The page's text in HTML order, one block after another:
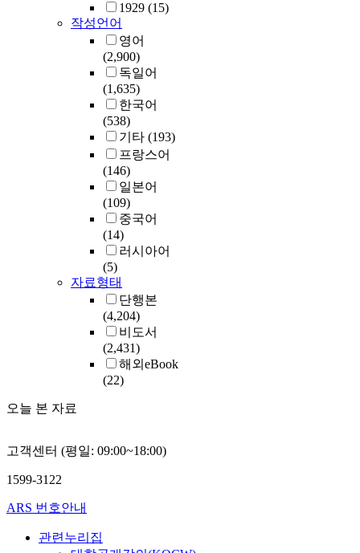
1929 (15)
작성언어
영어
(2,900)
독일어
(1,635)
한국어
(538)
기타 (193)
프랑스어
(146)
일본어
(109)
중국어
(14)
러시아어
(5)
자료형태
단행본
(4,204)
비도서
(2,431)
해외eBook
(22)
오늘 본 자료
고객센터 (평일: 09:00~18:00)
1599-3122
ARS 번호안내
관련누리집